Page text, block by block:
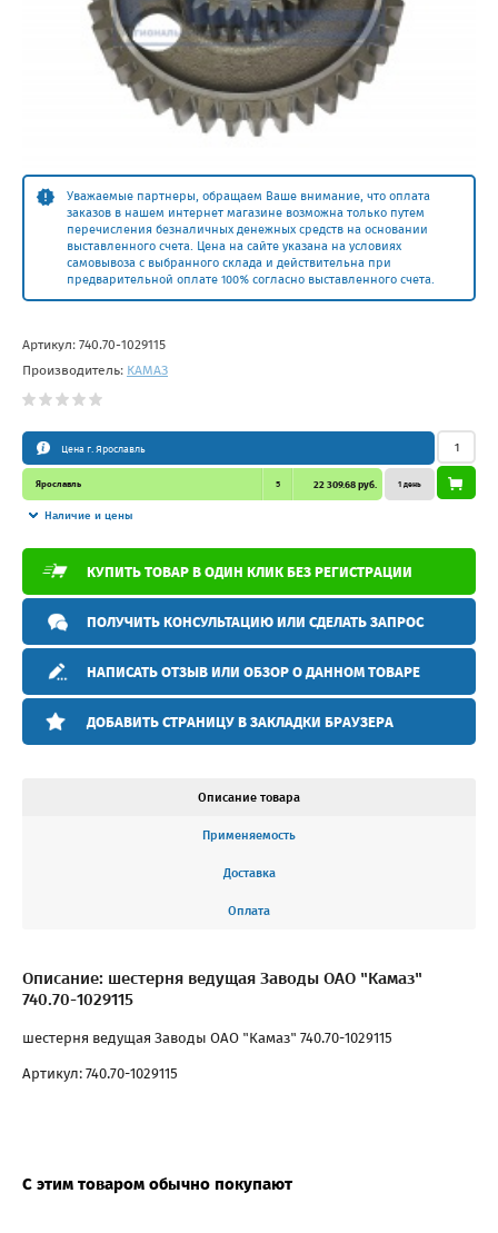
Уважаемые партнеры, обращаем Ваше внимание, что оплата
заказов в нашем интернет магазине возможна только путем
перечисления безналичных денежных средств на основании
выставленного счета. Цена на сайте указана на условиях
самовывоза с выбранного склада и действительна при
предварительной оплате 100% согласно выставленного счета.
Артикул: 740.70-1029115
Производитель: КАМАЗ
Цена г. Ярославль
Ярославль 5 22 309.68 руб.
Наличие и цены
1 день
КУПИТЬ ТОВАР В ОДИН КЛИК БЕЗ РЕГИСТРАЦИИ
ПОЛУЧИТЬ КОНСУЛЬТАЦИЮ ИЛИ СДЕЛАТЬ ЗАПРОС
НАПИСАТЬ ОТЗЫВ ИЛИ ОБЗОР О ДАННОМ ТОВАРЕ
ДОБАВИТЬ СТРАНИЦУ В ЗАКЛАДКИ БРАУЗЕРА
Описание товара
Применяемость
Доставка
Оплата
Описание: шестерня ведущая Заводы ОАО "Камаз"
740.70-1029115
шестерня ведущая Заводы ОАО "Камаз" 740.70-1029115
Артикул: 740.70-1029115
С этим товаром обычно покупают